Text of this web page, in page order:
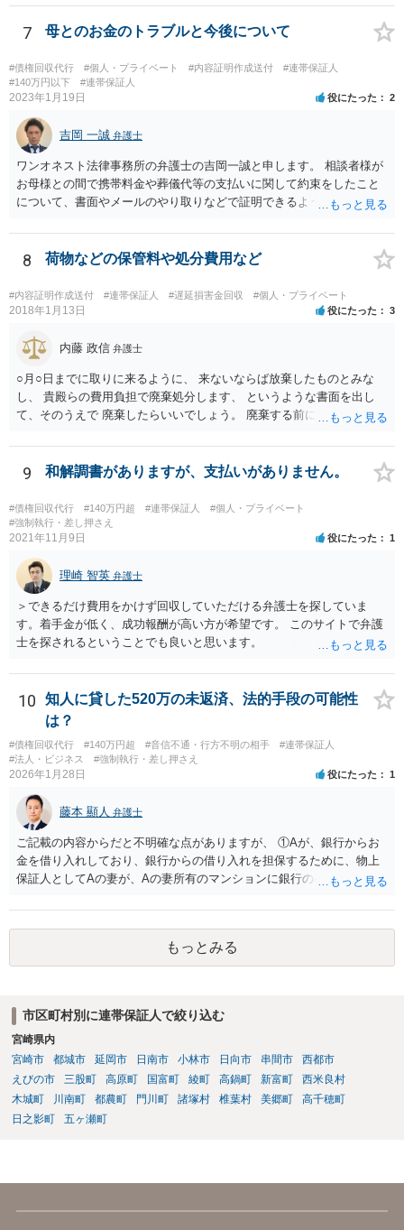
思います（多分）。 実際の流れとしては、少額訴訟では嫌だ、と被告
が考えた場合、 通常の訴訟でやってほしい、と裁判所に対して書類を
7 母とのお金のトラブルと今後について
#債権回収代行 #個人・プライベート #内容証明作成送付
#連帯保証人
#140万円以下
#連帯保証人
2023年1月19日 役にたった 2
吉岡 一誠 弁護士
ワンオネスト法律事務所の弁護士の吉岡一誠と申します。 相談者様が
お母様との間で携帯料金や葬儀代等の支払いに関して約束をしたこと
について、書面やメールのやり取りなどで証明できるようであれば、
の資力が乏しいとなると、判決が下りても実際に回収することができ
ない可能性があるため、不定期でも少しずつでも返済があるようであ
てもらう方が良いかもしれません。 なお、保証人欄の無断署名の件
は、お母様に注意するしかないですが、お母様が勝手に署名した場合
求が来た場合は支払いを拒否できます。
8 荷物などの保管料や処分費用など
#内容証明作成送付 #連帯保証人 #遅延損害金回収 #個人・プライベート
2018年1月13日 役にたった 3
内藤 政信 弁護士
○月○日までに取りに来るように、 来ないならば放棄したものとみな
し、 貴殿らの費用負担で廃棄処分します、 というような書面を出し
て、そのうえで 廃棄したらいいでしょう。 廃棄する前に、写真をとっ
9 和解調書がありますが、支払いがありません。
#債権回収代行 #140万円超 #連帯保証人
#個人・プライベート
#強制執行・差し押さえ
2021年11月9日 役にたった 1
理崎 智英 弁護士
＞できるだけ費用をかけず回収していただける弁護士を探していま
す。着手金が低く、成功報酬が高い方が希望です。 このサイトで弁護
士を探されるということでも良いと思います。
10
知人に貸した520万の未返済、法的手段の可能性
は？
#債権回収代行 #140万円超 #音信不通・行方不明の相手
#連帯保証人
#法人・ビジネス
#強制執行・差し押さえ
2026年1月28日 役にたった 1
藤本 顯人 弁護士
ご記載の内容からだと不明確な点がありますが、 ①Aが、銀行からお
金を借り入れしており、銀行からの借り入れを担保するために、物上
保証人としてAの妻が、Aの妻所有のマンションに銀行の根抵当権を入
を担保するために、根抵当権としてAの妻のマンションに根抵当権が設
定されているという可能性 です。 状況からすると、①だと思います。
①だとした場合、現状ですと、Aには全く弁済能力がないので、回収は
非常に厳しいと思われます。
もっとみる
市区町村別に連帯保証人で絞り込む
宮崎県内
宮崎市
都城市 延岡市 日南市 小林市 日向市 串間市
西都市
えびの市
三股町 高原町 国富町 綾町 高鍋町 新富町
西米良村
木城町
川南町 都農町 門川町 諸塚村 椎葉村 美郷町
高千穂町
日之影町
五ヶ瀬町